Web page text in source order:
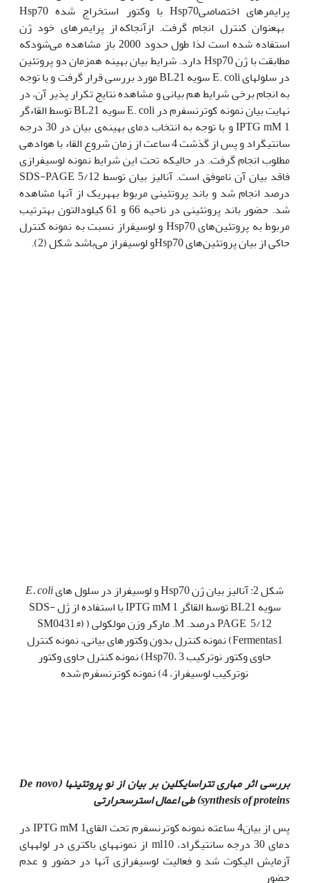
پرایمرهای اختصاصیHsp70 با وکتور استخراج شده Hsp70
به‫عنوان کنترل انجام گرفت. از‫آنجا‫‫که از پرایمرهای خود ژن
استفاده شده است لذا طول حدود 2000 باز مشاهده می‌شودکه
مطابقت با ژن Hsp70 دارد. شرایط بیان بهینه هم‫زمان دو پروتئین
در سلول‫های E. coli سویه BL21 مورد بررسی قرار گرفت و با توجه
به انجام برخی شرایط هم بیانی و مشاهده نتایج تکرار پذیر آن، در
نهایت بیان نمونه کوترنسفرم در E. coli سویه BL21 توسط القاءگر
IPTG mM 1 و با توجه به انتخاب دمای بهینه‌ی بیان در 30 درجه
سانتی‫گراد و پس از گذشت 4 ساعت از زمان شروع القاء با هوادهی
مطلوب انجام گرفت. در حالی‫که تحت این شرایط نمونه لوسیفرازی
فاقد بیان آن ناموفق است. آنالیز بیان توسط SDS-PAGE 5/12
درصد انجام شد و باند پروتئینی مربوط به‫هریک از آن‫ها مشاهده
شد. حضور باند پروتئینی در ناحیه 66 و 61 کیلودالتون به‫ترتیب
مربوط به پروتئین‌های Hsp70 و لوسیفراز نسبت به نمونه کنترل
حاکی از بیان پروتئین‌های Hsp70و لوسیفراز می‌باشد شکل (2).
شکل 2: آنالیز بیان ژن Hsp70 و لوسیفراز در سلول های
E. coli
سویه BL21 توسط القاگر IPTG mM 1 با استفاده از ژل SDS-
PAGE 5/12 درصد. M. مارکر وزن مولکولی ( (#SM0431,
Fermentas1) نمونه کنترل بدون وکتورهای بیانی، نمونه کنترل
حاوی وکتور نوترکیب Hsp70، 3) نمونه کنترل حاوی وکتور
نوترکیب لوسیفراز، 4) نمونه کوترنسفرم شده
بررسی اثر مهاری تتراسایکلین بر بیان از نو پروتئینها (De novo
synthesis of proteins
)طی اعمال استرسحرارتی
پس از بیان4 ساعته نمونه کوترنسفرم تحت القایIPTG mM 1 در
دمای 30 درجه سانتی‫گراد، ml10 از نمونه‫های باکتری در لوله‫های
آزمایش الیکوت شد و فعالیت لوسیفرازی آن‫ها در حضور و عدم
حضور